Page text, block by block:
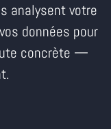
analysent votre
données pour
concrète —